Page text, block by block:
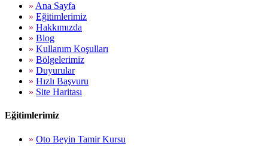
» Ana Sayfa
» Eğitimlerimiz
» Hakkımızda
» Blog
» Kullanım Koşulları
» Bölgelerimiz
» Duyurular
» Hızlı Başvuru
» Site Haritası
Eğitimlerimiz
» Oto Beyin Tamir Kursu